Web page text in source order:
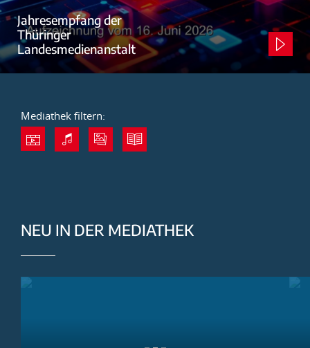
Jahresempfang der
Thüringer
Landesmedienanstalt
Mediathek filtern:
NEU IN DER MEDIATHEK